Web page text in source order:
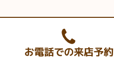
お電話での来店予約